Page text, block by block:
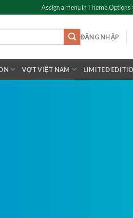
Assign a menu in Theme Options
ĐĂNG NHẬP
VỢT VIỆT NAM LIMITED